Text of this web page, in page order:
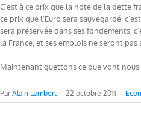
C’est à ce prix que la note de la dette
ce prix que l’Euro sera sauvegardé,
sera préservée dans ses fondements,
la France, et ses emplois ne seront pas
Maintenant guettons ce que vont nous
ParAlain Lambert 22 octobre 2011